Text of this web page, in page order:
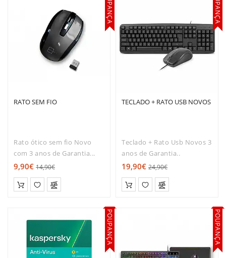
RATO SEM FIO
Rato ótico sem fio Novo
com 3 anos de Garantia...
9,90€ 14,90€
TECLADO + RATO USB NOVOS
Teclado + Rato Usb Novos 3
anos de Garantia..
19,90€ 24,90€
POUPANÇA POUPANÇA